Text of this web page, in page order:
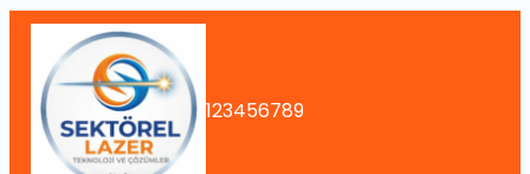
İçeriğe
123456789